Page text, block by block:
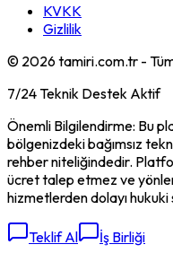
KVKK
Gizlilik
© 2026tamiri.com.tr - Tüm
7/24 Teknik Destek Aktif
Önemli Bilgilendirme: Bu
bölgenizdeki bağımsız
rehber niteliğindedir.
ücret talep etmez ve
hizmetlerden dolayı
Teklif Al İş Birliği